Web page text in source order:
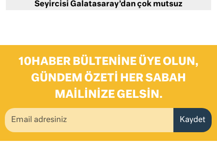
Seyircisi Galatasaray’dan çok mutsuz
10HABER BÜLTENINE ÜYE OLUN,
GÜNDEM ÖZETI HER SABAH
MAILINIZE GELSIN.
Kaydet